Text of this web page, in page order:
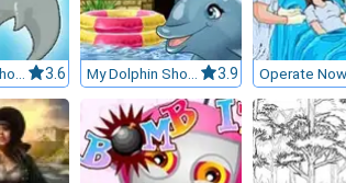
My Dolphin Show 3 3.6 My Dolphin Show 6 3.9